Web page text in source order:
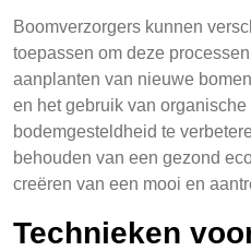
Boomverzorgers kunnen
toepassen om deze
aanplanten van nieuwe
en het gebruik van
bodemgesteldheid te
behouden van een gezond
creëren van een mooi en
Technieken